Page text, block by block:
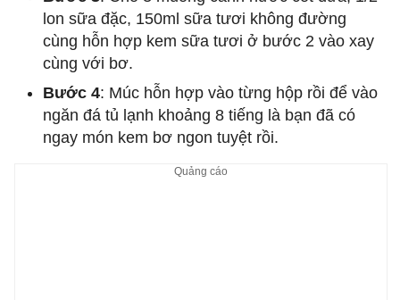
lon sữa đặc, 150ml sữa tươi không đường
cùng hỗn hợp kem sữa tươi ở bước 2 vào xay
cùng với bơ.
Bước 4: Múc hỗn hợp vào từng hộp rồi để vào
ngăn đá tủ lạnh khoảng 8 tiếng là bạn đã có
ngay món kem bơ ngon tuyệt rồi.